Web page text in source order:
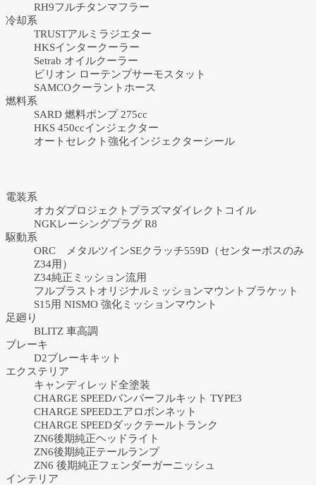
RH9フルチタンマフラー
冷却系
TRUSTアルミラジエター
HKSインタークーラー
Setrab オイルクーラー
ビリオン ローテンプサーモスタット
SAMCOクーラントホース
燃料系
SARD 燃料ポンプ 275cc
HKS 450ccインジェクター
オートセレクト強化インジェクターシール
電装系
オカダプロジェクトプラズマダイレクトコイル
NGKレーシングプラグ R8
駆動系
ORC メタルツインSEクラッチ559D（センターボスのみ
Z34用）
Z34純正ミッション流用
フルブラストオリジナルミッションマウントブラケット
S15用 NISMO 強化ミッションマウント
足廻り
BLITZ 車高調
ブレーキ
D2ブレーキキット
エクステリア
キャンディレッド全塗装
CHARGE SPEEDバンパーフルキット TYPE3
CHARGE SPEEDエアロボンネット
CHARGE SPEEDダックテールトランク
ZN6後期純正ヘッドライト
ZN6後期純正テールランプ
ZN6 後期純正フェンダーガーニッシュ
インテリア